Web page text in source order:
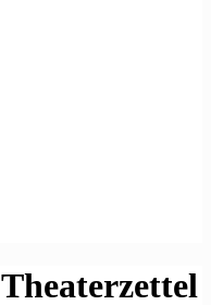
Theaterzettel